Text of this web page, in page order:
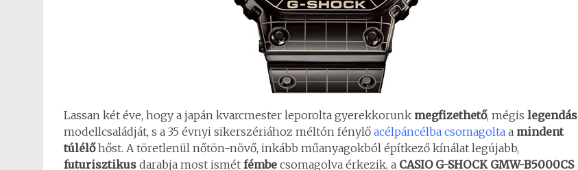
Lassan két éve, hogy a japán kvarcmester leporolta gyerekkorunk megfizethető, mégis legendás
modellcsaládját, s a 35 évnyi sikerszériához méltón fénylő acélpáncélba csomagolta a mindent
túlélőhőst. A töretlenül nőtön-növő, inkább műanyagokból építkező kínálat legújabb,
futurisztikus darabja most ismét fémbe csomagolva érkezik, a CASIO G-SHOCK GMW-B5000CS